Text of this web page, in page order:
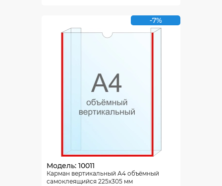
-7%
Модель: 10011
Карман вертикальный А4 объёмный
самоклеящийся 225х305 мм